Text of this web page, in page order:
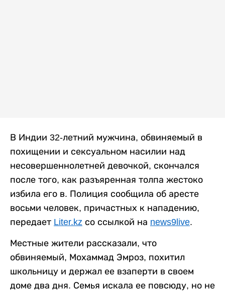
В Индии 32-летний мужчина, обвиняемый в
похищении и сексуальном насилии над
несовершеннолетней девочкой, скончался
после того, как разъяренная толпа жестоко
избила его в. Полиция сообщила об аресте
восьми человек, причастных к нападению,
передает Liter.kz со ссылкой на news9live.
Местные жители рассказали, что
обвиняемый, Мохаммад Эмроз, похитил
школьницу и держал ее взаперти в своем
доме два дня. Семья искала ее повсюду, но не